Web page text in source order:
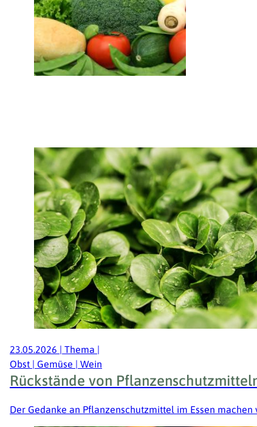
23.05.2026 | Thema |
Obst | Gemüse | Wein
Rückstände von
Der Gedanke an Pflanzenschutzmittel im Essen